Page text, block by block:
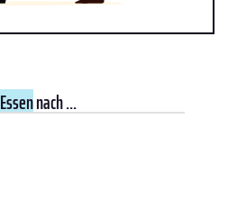
Essennach ...